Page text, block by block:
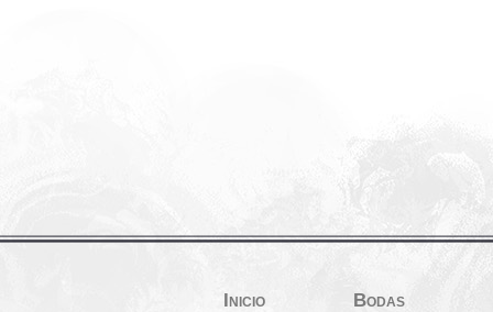
Inicio Bodas